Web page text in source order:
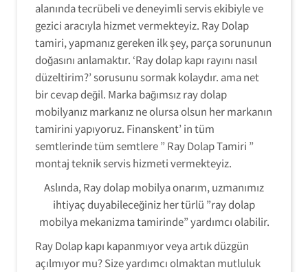
alanında tecrübeli ve deneyimli servis ekibiyle ve
gezici aracıyla hizmet vermekteyiz. Ray Dolap
tamiri, yapmanız gereken ilk şey, parça sorununun
doğasını anlamaktır. ‘Ray dolap kapı rayını nasıl
düzeltirim?’ sorusunu sormak kolaydır. ama net
bir cevap değil. Marka bağımsız ray dolap
mobilyanız markanız ne olursa olsun her markanın
tamirini yapıyoruz. Finanskent’ in tüm
semtlerinde tüm semtlere ” Ray Dolap Tamiri ”
montaj teknik servis hizmeti vermekteyiz.
Aslında, Ray dolap mobilya onarım, uzmanımız
ihtiyaç duyabileceğiniz her türlü ”ray dolap
mobilya mekanizma tamirinde” yardımcı olabilir.
Ray Dolap kapı kapanmıyor veya artık düzgün
açılmıyor mu? Size yardımcı olmaktan mutluluk